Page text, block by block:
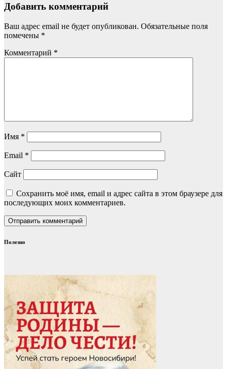
Добавить комментарий
Ваш адрес email не будет опубликован. Обязательные поля
помечены *
Комментарий *
Имя *
Email *
Сайт
Сохранить моё имя, email и адрес сайта в этом браузере для
последующих моих комментариев.
Полезно